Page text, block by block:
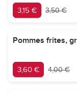
3,15 € 3,50 €
Pommes frites,
3,60 € 4,00 €